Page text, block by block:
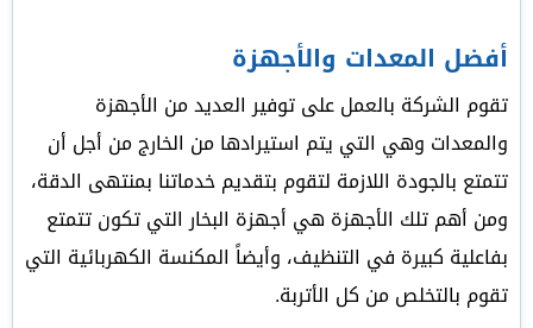
أفضل المعدات والأجهزة
تقوم الشركة بالعمل على توفير العديد من الأجهزة
والمعدات وهي التي يتم استيرادها من الخارج من أجل أن
تتمتع بالجودة اللازمة لتقوم بتقديم خدماتنا بمنتهى الدقة،
ومن أهم تلك الأجهزة هي أجهزة البخار التي تكون تتمتع
بفاعلية كبيرة في التنظيف، وأيضاً المكنسة الكهربائية التي
تقوم بالتخلص من كل الأتربة.